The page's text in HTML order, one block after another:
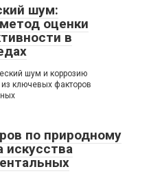
шум:
оценки
в
шум и коррозию
ключевых факторов
по природному
искусства